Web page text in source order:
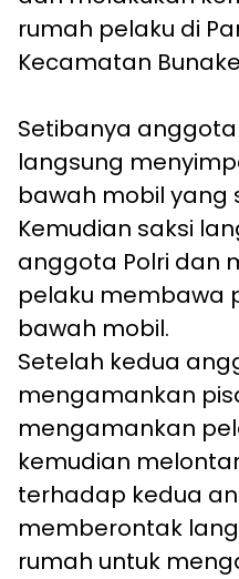
rumah pelaku di
Kecamatan
Setibanya anggota
langsung
bawah mobil yang
Kemudian saksi
anggota Polri dan
pelaku membawa
bawah mobil.
Setelah kedua
mengamankan
mengamankan
kemudian
terhadap kedua
memberontak
rumah untuk